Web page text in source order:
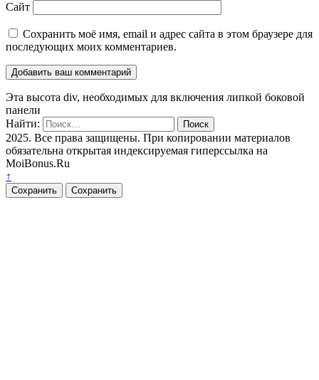
Сайт
Сохранить моё имя, email и адрес сайта в этом браузере для
последующих моих комментариев.
Эта высота div, необходимых для включения липкой боковой
панели
Найти:
2025. Все права защищены. При копировании материалов
обязательна открытая индексируемая гиперссылка на
MoiBonus.Ru
↑